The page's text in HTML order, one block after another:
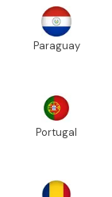
Paraguay
Portugal